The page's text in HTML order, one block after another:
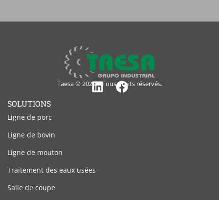
Taesa © 2024 – Tous droits réservés.
SOLUTIONS
Ligne de porc
Ligne de bovin
Ligne de mouton
Traitement des eaux usées
Salle de coupe